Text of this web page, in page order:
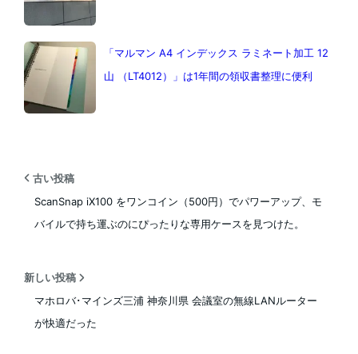
「マルマン A4 インデックス ラミネート加工 12
山 （LT4012）」は1年間の領収書整理に便利
古い投稿
ScanSnap iX100 をワンコイン（500円）でパワーアップ、モ
バイルで持ち運ぶのにぴったりな専用ケースを見つけた。
新しい投稿
マホロバ･マインズ三浦 神奈川県 会議室の無線LANルーター
が快適だった